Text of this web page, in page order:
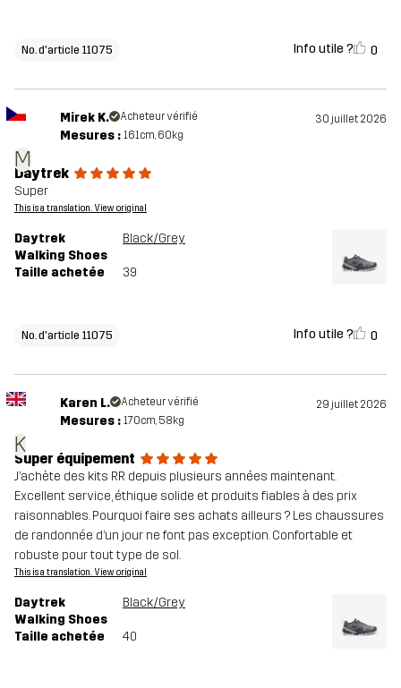
No. d'article 11075 Info utile ? 0
M
Mirek K. Acheteur vérifié 30 juillet 2026
Mesures : 161cm, 60kg
Daytrek
Super
This is a translation. View original
Daytrek
Walking Shoes
Black/Grey
Taille achetée 39
No. d'article 11075 Info utile ? 0
K
Karen L. Acheteur vérifié 29 juillet 2026
Mesures : 170cm, 58kg
Super équipement
J’achète des kits RR depuis plusieurs années maintenant.
Excellent service, éthique solide et produits fiables à des prix
raisonnables. Pourquoi faire ses achats ailleurs ? Les chaussures
de randonnée d’un jour ne font pas exception. Confortable et
robuste pour tout type de sol.
This is a translation. View original
Daytrek
Walking Shoes
Black/Grey
Taille achetée 40